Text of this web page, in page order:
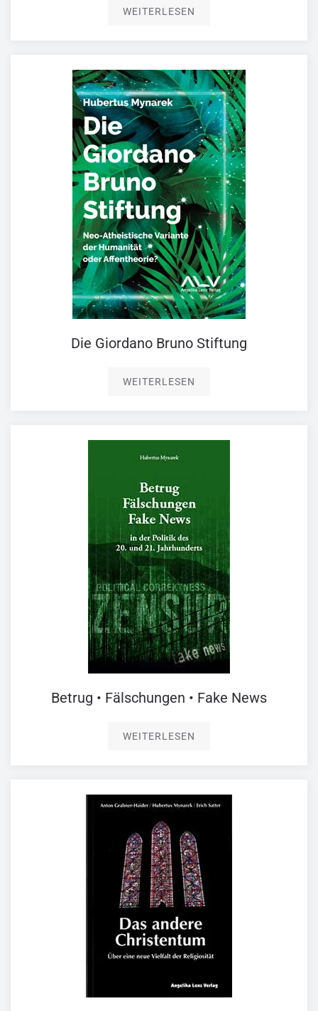
WEITERLESEN
Die Giordano Bruno Stiftung
WEITERLESEN
Betrug • Fälschungen • Fake News
WEITERLESEN